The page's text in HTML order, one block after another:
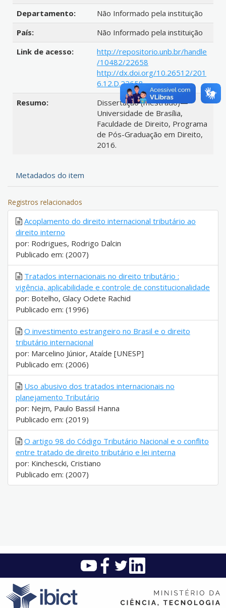
Departamento:
Não Informado pela instituição
País:
Não Informado pela instituição
Link de acesso:
http://repositorio.unb.br/handle
/10482/22658
http://dx.doi.org/10.26512/201
6.12.D.22658
Resumo:
Dissertação (mestrado)—
Universidade de Brasília,
Faculdade de Direito, Programa
de Pós-Graduação em Direito,
2016.
Metadados do item
Registros relacionados
Acoplamento do direito internacional tributário ao
direito interno
por: Rodrigues, Rodrigo Dalcin
Publicado em: (2007)
Tratados internacionais no direito tributário :
vigência, aplicabilidade e controle de constitucionalidade
por: Botelho, Glacy Odete Rachid
Publicado em: (1996)
O investimento estrangeiro no Brasil e o direito
tributário internacional
por: Marcelino Júnior, Ataíde [UNESP]
Publicado em: (2006)
Uso abusivo dos tratados internacionais no
planejamento Tributário
por: Nejm, Paulo Bassil Hanna
Publicado em: (2019)
O artigo 98 do Código Tributário Nacional e o conflito
entre tratado de direito tributário e lei interna
por: Kinchescki, Cristiano
Publicado em: (2007)